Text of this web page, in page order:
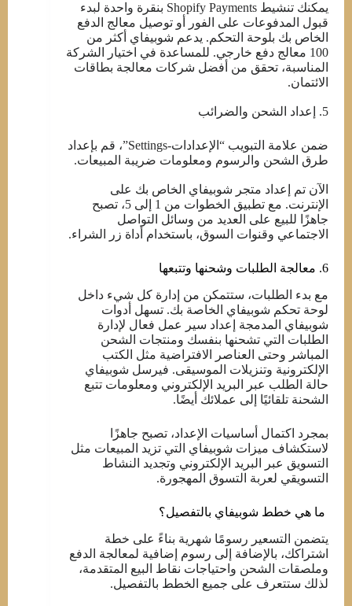
يمكنك تنشيط Shopify Payments بنقرة واحدة لبدء
قبول المدفوعات على الفور أو توصيل معالج الدفع
الخاص بك بلوحة التحكم. يدعم شوبيفاي أكثر من
100 معالج دفع خارجي. للمساعدة في اختيار الشركة
المناسبة، تحقق من أفضل شركات معالجة بطاقات
الائتمان.
5. إعداد الشحن والضرائب
ضمن علامة التبويب “الإعدادات-Settings”، قم بإعداد
طرق الشحن والرسوم ومعلومات ضريبة المبيعات.
الآن تم إعداد متجر شوبيفاي الخاص بك على
الإنترنت. مع تطبيق الخطوات من 1 إلى 5، تصبح
جاهزًا للبيع على العديد من وسائل التواصل
الاجتماعي وقنوات السوق، باستخدام أداة زر الشراء.
6. معالجة الطلبات وشحنها وتتبعها
مع بدء الطلبات، ستتمكن من إدارة كل شيء داخل
لوحة تحكم شوبيفاي الخاصة بك. تسهل أدوات
شوبيفاي المدمجة إعداد سير عمل فعال لإدارة
الطلبات التي تشحنها بنفسك ومنتجات الشحن
المباشر وحتى العناصر الافتراضية مثل الكتب
الإلكترونية وتنزيلات الموسيقى. فيرسل شوبيفاي
حالة الطلب عبر البريد الإلكتروني ومعلومات تتبع
الشحنة تلقائيًا إلى عملائك أيضًا.
بمجرد اكتمال أساسيات الإعداد، تصبح جاهزًا
لاستكشاف ميزات شوبيفاي التي تزيد المبيعات مثل
التسويق عبر البريد الإلكتروني وتجديد النشاط
التسويقي لعربة التسوق المهجورة.
ما هي خطط شوبيفاي بالتفصيل؟
يتضمن التسعير رسومًا شهرية بناءً على خطة
اشتراكك، بالإضافة إلى رسوم إضافية لمعالجة الدفع
وملصقات الشحن واحتياجات نقاط البيع المتقدمة،
لذلك ستتعرف على جميع الخطط بالتفصيل.